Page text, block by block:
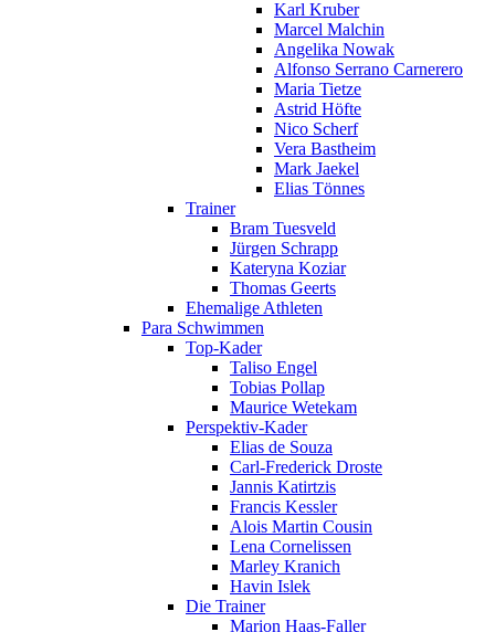
Karl Kruber
Marcel Malchin
Angelika Nowak
Alfonso Serrano Carnerero
Maria Tietze
Astrid Höfte
Nico Scherf
Vera Bastheim
Mark Jaekel
Elias Tönnes
Trainer
Bram Tuesveld
Jürgen Schrapp
Kateryna Koziar
Thomas Geerts
Ehemalige Athleten
Para Schwimmen
Top-Kader
Taliso Engel
Tobias Pollap
Maurice Wetekam
Perspektiv-Kader
Elias de Souza
Carl-Frederick Droste
Jannis Katirtzis
Francis Kessler
Alois Martin Cousin
Lena Cornelissen
Marley Kranich
Havin Islek
Die Trainer
Marion Haas-Faller